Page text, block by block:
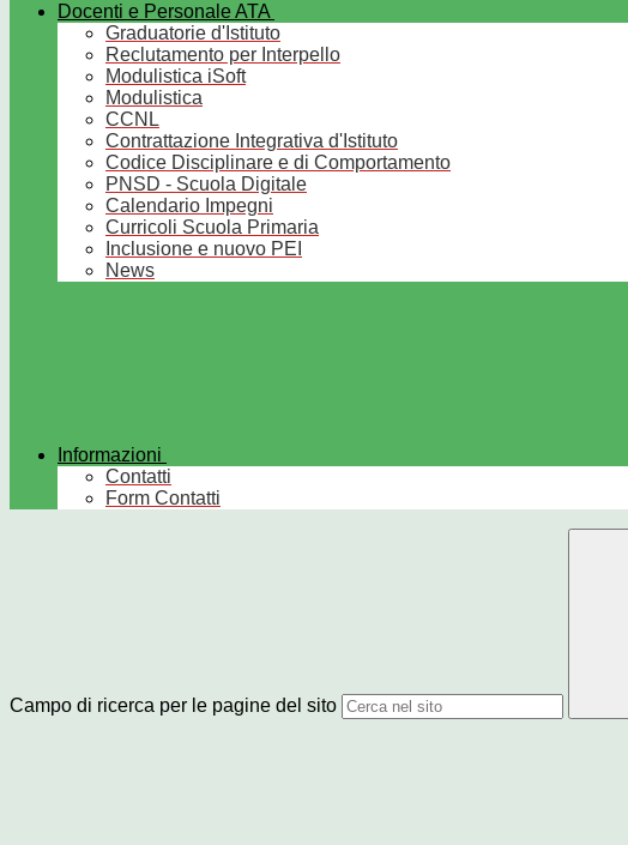
Docenti e Personale ATA
Graduatorie d'Istituto
Reclutamento per Interpello
Modulistica iSoft
Modulistica
CCNL
Contrattazione Integrativa d'Istituto
Codice Disciplinare e di Comportamento
PNSD - Scuola Digitale
Calendario Impegni
Curricoli Scuola Primaria
Inclusione e nuovo PEI
News
Informazioni
Contatti
Form Contatti
Campo di ricerca per le pagine del sito